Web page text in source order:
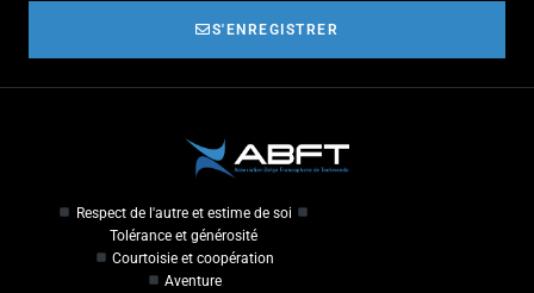
S'ENREGISTRER
Respect de l'autre et estime de soi
Tolérance et générosité
Courtoisie et coopération
Aventure